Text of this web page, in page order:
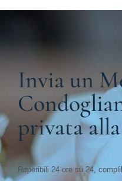
Invia un
privata
Reperibili 24 ore su 24,